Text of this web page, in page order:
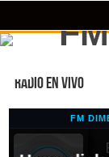
RADIO EN VIVO